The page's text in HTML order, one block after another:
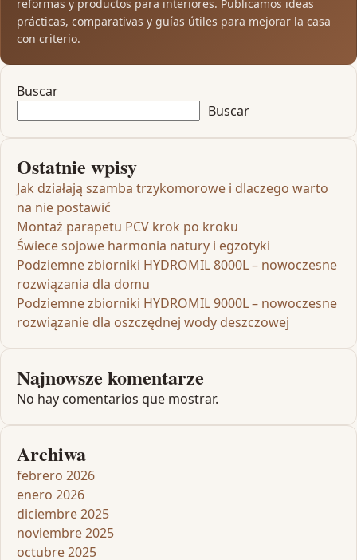
reformas y productos para interiores. Publicamos ideas
prácticas, comparativas y guías útiles para mejorar la casa
con criterio.
Buscar
Buscar
Ostatnie wpisy
Jak działają szamba trzykomorowe i dlaczego warto
na nie postawić
Montaż parapetu PCV krok po kroku
Świece sojowe harmonia natury i egzotyki
Podziemne zbiorniki HYDROMIL 8000L – nowoczesne
rozwiązania dla domu
Podziemne zbiorniki HYDROMIL 9000L – nowoczesne
rozwiązanie dla oszczędnej wody deszczowej
Najnowsze komentarze
No hay comentarios que mostrar.
Archiwa
febrero 2026
enero 2026
diciembre 2025
noviembre 2025
octubre 2025